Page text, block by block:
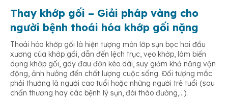
Thay khớp gối – Giải pháp vàng cho
người bệnh thoái hóa khớp gối nặng
Thoái hóa khớp gối là hiện tượng mòn lớp sụn bọc hai đầu
xương của khớp gối, dẫn đến lệch trục, vẹo khớp, làm biến
dạng khớp gối, gây đau đớn kéo dài, suy giảm khả năng vận
động, ảnh hưởng đến chất lượng cuộc sống. Đối tượng mắc
phải thường là người cao tuổi hoặc những người trẻ tuổi (sau
chấn thương hay các bệnh lý sụn, đái tháo đường,…).